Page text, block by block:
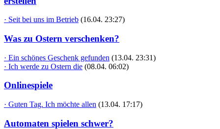
· Seit bei uns im Betrieb (16.04. 23:27)
Was zu Ostern verschenken?
· Ein schönes Geschenk gefunden (13.04. 23:31)
· Ich werde zu Ostern die (08.04. 06:02)
Onlinespiele
· Guten Tag. Ich möchte allen (13.04. 17:17)
Automaten spielen schwer?